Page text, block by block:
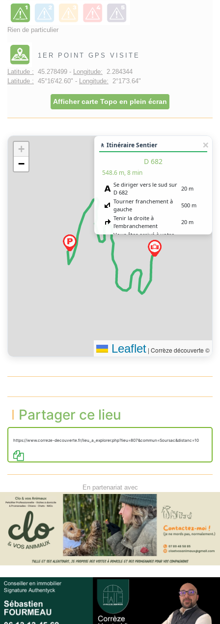
Rien de particulier
1ER POINT GPS VISITE
Latitude : 45.278499 - Longitude: 2.284344
Latitude : 45°16'42.60" - Longitude: 2°17'3.64"
Afficher carte Topo en plein écran
+
−
🚶 Itinéraire Sentier
D 682
548.6 m, 8 min
Se diriger vers le sud sur
D 682
20 m
Tourner franchement à
gauche
500 m
Tenir la droite à
l’embranchement
20 m
Vous êtes arrivé à votre
destination
Leaflet | Corrèze découverte ©
Partager ce lieu
https://www.correze-decouverte.fr/lieu_a_explorer.php?lieu=807&commun=Soursac&distanc=10
En partenariat avec